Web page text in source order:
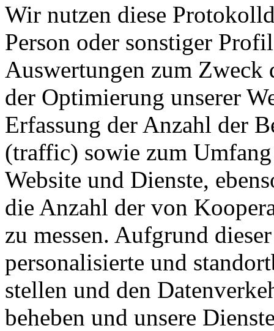
Wir nutzen diese
Person oder sonstiger
Auswertungen zum Zweck
der Optimierung unserer
Erfassung der Anzahl der
(traffic) sowie zum
Website und Dienste,
die Anzahl der von
zu messen. Aufgrund
personalisierte und
stellen und den
beheben und unsere